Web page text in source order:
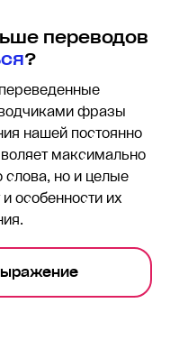
переводов
?
фразы
нашей постоянно
максимально
слова, но и целые
особенности их